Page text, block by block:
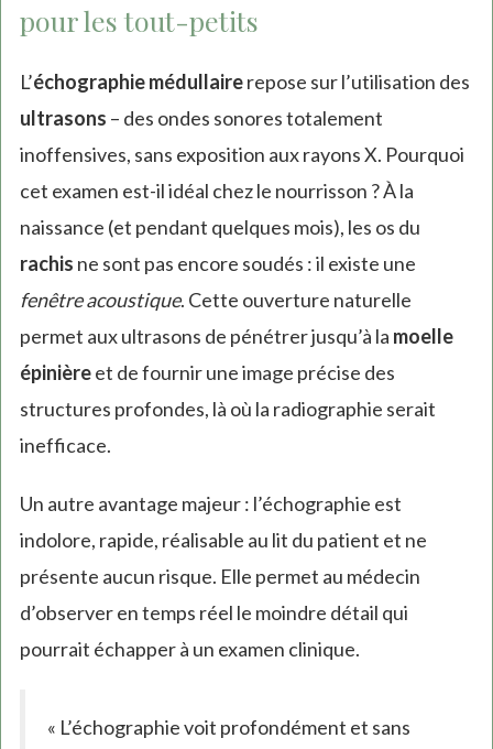
pour les tout-petits
L’échographie médullairerepose sur l’utilisation des
ultrasons – des ondes sonores totalement
inoffensives, sans exposition aux rayons X. Pourquoi
cet examen est-il idéal chez le nourrisson ? À la
naissance (et pendant quelques mois), les os du
rachis ne sont pas encore soudés : il existe une
fenêtre acoustique. Cette ouverture naturelle
permet aux ultrasons de pénétrer jusqu’à la moelle
épinièreet de fournir une image précise des
structures profondes, là où la radiographie serait
inefficace.
Un autre avantage majeur : l’échographie est
indolore, rapide, réalisable au lit du patient et ne
présente aucun risque. Elle permet au médecin
d’observer en temps réel le moindre détail qui
pourrait échapper à un examen clinique.
« L’échographie voit profondément et sans